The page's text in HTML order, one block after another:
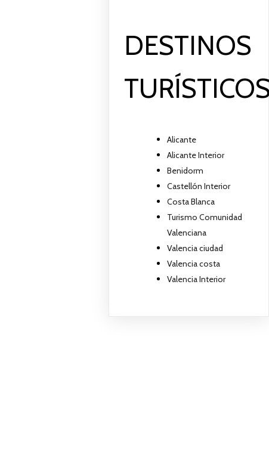
DESTINOS
Alicante
Alicante Interior
Benidorm
Castellón Interior
Costa Blanca
Turismo Comunidad
Valenciana
Valencia ciudad
Valencia costa
Valencia Interior